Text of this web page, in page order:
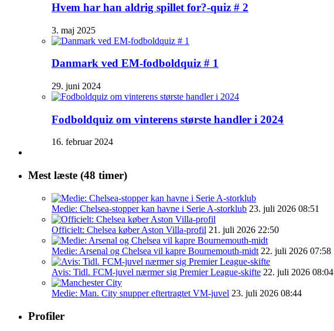
Hvem har han aldrig spillet for?-quiz # 2
3. maj 2025
Danmark ved EM-fodboldquiz # 1
29. juni 2024
Fodboldquiz om vinterens største handler i 2024
16. februar 2024
Mest læste (48 timer)
Medie: Chelsea-stopper kan havne i Serie A-storklub 23. juli 2026 08:51
Officielt: Chelsea køber Aston Villa-profil 21. juli 2026 22:50
Medie: Arsenal og Chelsea vil kapre Bournemouth-midt 22. juli 2026 07:58
Avis: Tidl. FCM-juvel nærmer sig Premier League-skifte 22. juli 2026 08:04
Medie: Man. City snupper eftertragtet VM-juvel 23. juli 2026 08:44
Profiler